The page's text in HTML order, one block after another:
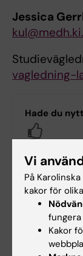
Jessica
vagledning-
Hade du
Marie
Yvonne
Sidan uppdaterad:
Vi
På
kakor för
Kakor